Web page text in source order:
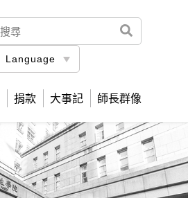
Language
捐款 大事記 師長群像